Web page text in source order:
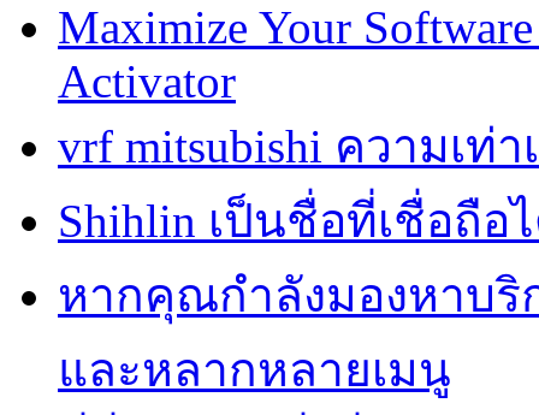
Maximize Your
Activator
vrf mitsubishi ความเท่
Shihlin เป็นชื่อที่เชื่อถือ
หากคุณกำลังมองหาบ
และหลากหลายเมนู